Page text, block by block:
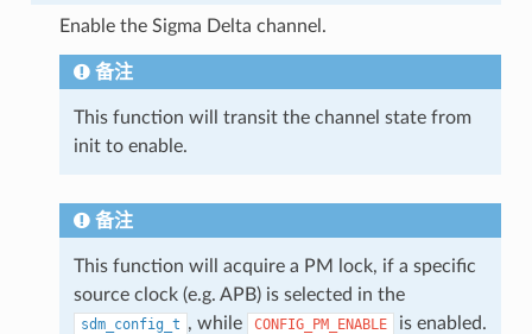
Enable the Sigma Delta channel.
备注
This function will transit the channel state from
init to enable.
备注
This function will acquire a PM lock, if a specific
source clock (e.g. APB) is selected in the
sdm_config_t , while CONFIG_PM_ENABLE is enabled.